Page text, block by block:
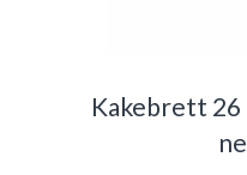
Kakebrett 26